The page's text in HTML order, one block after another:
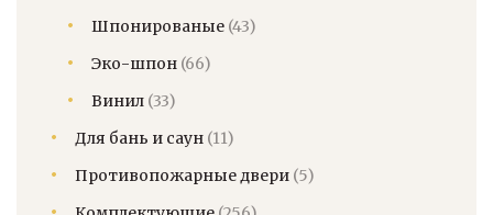
Шпонированые (43)
Эко-шпон (66)
Винил (33)
Для бань и саун (11)
Противопожарные двери (5)